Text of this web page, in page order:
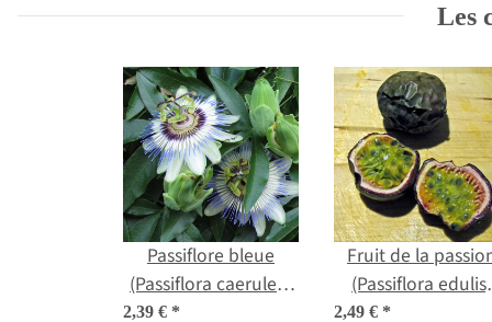
Les
Passiflore bleue
(Passiflora caerulea)
2,39 € *
Fruit de la
(Passiflora edulis)
2,49 € *